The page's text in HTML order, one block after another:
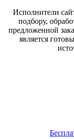
Исполнители
подбору,
предложенной
является